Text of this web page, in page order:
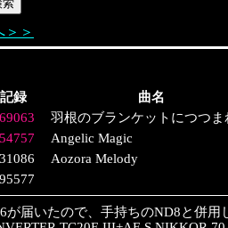
＞＞
記録 曲名
69063 羽根のブランケットにつつま
54757 Angelic Magic
Aozora Melody
届いたので、手持ちのND8と併用